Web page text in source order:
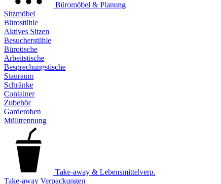
Büromöbel & Planung
Sitzmöbel
Bürostühle
Aktives Sitzen
Besucherstühle
Bürotische
Arbeitstische
Besprechungstische
Stauraum
Schränke
Container
Zubehör
Garderoben
Mülltrennung
Take-away & Lebensmittelverp.
Take-away Verpackungen